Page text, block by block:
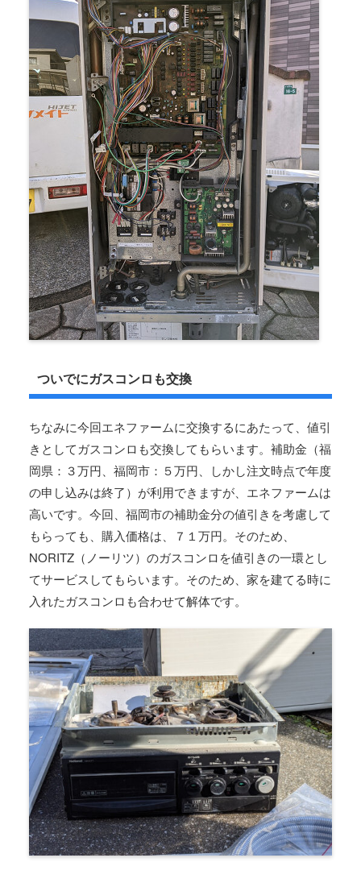
ついでにガスコンロも交換
ちなみに今回エネファームに交換するにあたって、値引
きとしてガスコンロも交換してもらいます。補助金（福
岡県：３万円、福岡市：５万円、しかし注文時点で年度
の申し込みは終了）が利用できますが、エネファームは
高いです。今回、福岡市の補助金分の値引きを考慮して
もらっても、購入価格は、７１万円。そのため、
NORITZ（ノーリツ）のガスコンロを値引きの一環とし
てサービスしてもらいます。そのため、家を建てる時に
入れたガスコンロも合わせて解体です。